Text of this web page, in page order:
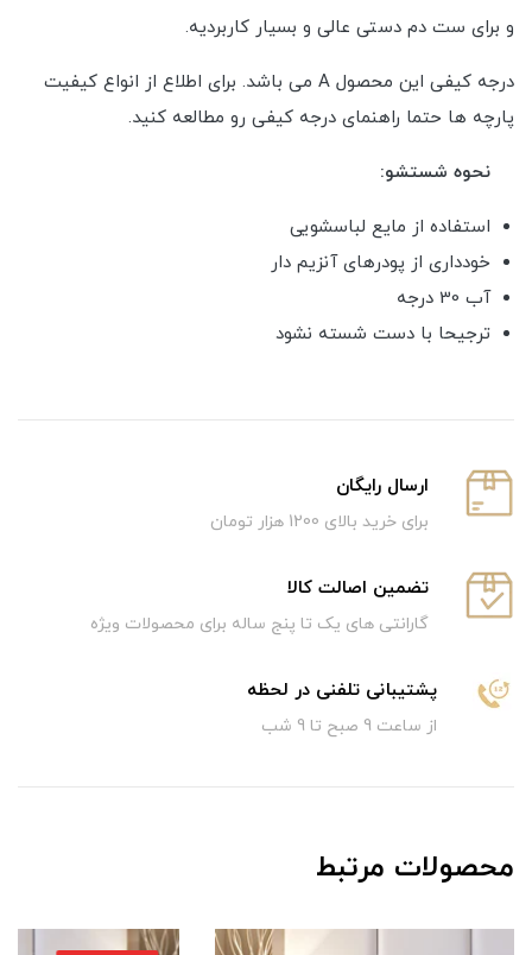
و برای ست دم دستی عالی و بسیار کاربردیه.
درجه کیفی این محصول A می باشد. برای اطلاع از انواع کیفیت
پارچه ها حتما راهنمای درجه کیفی رو مطالعه کنید.
نحوه شستشو:
استفاده از مایع لباسشویی
خودداری از پودرهای آنزیم دار
آب 30 درجه
ترجیحا با دست شسته نشود
ارسال رایگان
برای خرید بالای 1200 هزار تومان
تضمین اصالت کالا
گارانتی های یک تا پنج ساله برای محصولات ویژه
پشتیبانی تلفنی در لحظه
از ساعت 9 صبح تا 9 شب
محصولات مرتبط